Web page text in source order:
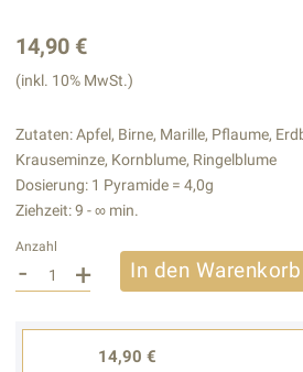
14,90 €
(inkl. 10% MwSt.)
Zutaten: Apfel, Birne, Marille, Pflaume,
Krauseminze, Kornblume, Ringelblume
Dosierung: 1 Pyramide = 4,0g
Ziehzeit: 9 - ∞ min.
Anzahl
- + In den Warenkorb
14,90 €